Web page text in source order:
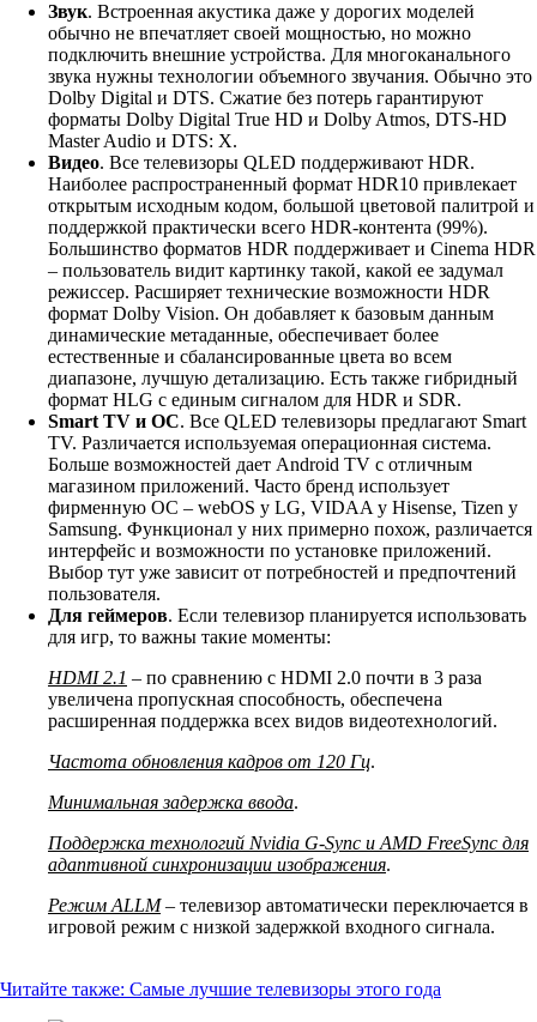
Звук. Встроенная акустика даже у дорогих моделей
обычно не впечатляет своей мощностью, но можно
подключить внешние устройства. Для многоканального
звука нужны технологии объемного звучания. Обычно это
Dolby Digital и DTS. Сжатие без потерь гарантируют
форматы Dolby Digital True HD и Dolby Atmos, DTS-HD
Master Audio и DTS: X.
Видео. Все телевизоры QLED поддерживают HDR.
Наиболее распространенный формат HDR10 привлекает
открытым исходным кодом, большой цветовой палитрой и
поддержкой практически всего HDR-контента (99%).
Большинство форматов HDR поддерживает и Cinema HDR
– пользователь видит картинку такой, какой ее задумал
режиссер. Расширяет технические возможности HDR
формат Dolby Vision. Он добавляет к базовым данным
динамические метаданные, обеспечивает более
естественные и сбалансированные цвета во всем
диапазоне, лучшую детализацию. Есть также гибридный
формат HLG с единым сигналом для HDR и SDR.
Smart TV и ОС. Все QLED телевизоры предлагают Smart
TV. Различается используемая операционная система.
Больше возможностей дает Android TV с отличным
магазином приложений. Часто бренд использует
фирменную ОС – webOS у LG, VIDAA у Hisense, Tizen у
Samsung. Функционал у них примерно похож, различается
интерфейс и возможности по установке приложений.
Выбор тут уже зависит от потребностей и предпочтений
пользователя.
Для геймеров. Если телевизор планируется использовать
для игр, то важны такие моменты:
HDMI 2.1 – по сравнению с HDMI 2.0 почти в 3 раза
увеличена пропускная способность, обеспечена
расширенная поддержка всех видов видеотехнологий.
Частота обновления кадров от 120 Гц.
Минимальная задержка ввода.
Поддержка технологий Nvidia G-Sync и AMD FreeSync для
адаптивной синхронизации изображения.
Режим ALLM– телевизор автоматически переключается в
игровой режим с низкой задержкой входного сигнала.
Читайте также: Самые лучшие телевизоры этого года